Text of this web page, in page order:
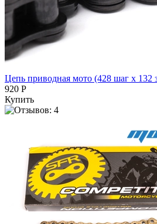
Цепь приводная мото (428 шаг x 132
920 Р
Купить